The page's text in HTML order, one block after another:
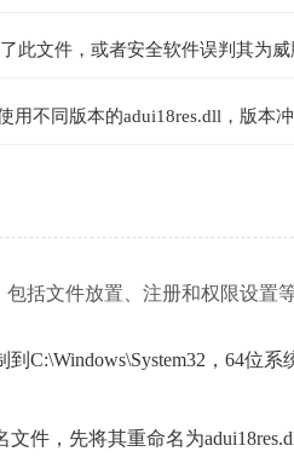
此文件，或者安全软件误判其为
用不同版本的adui18res.dll，版本
包括文件放置、注册和权限设置
C:\Windows\System32，64位系
件，先将其重命名为